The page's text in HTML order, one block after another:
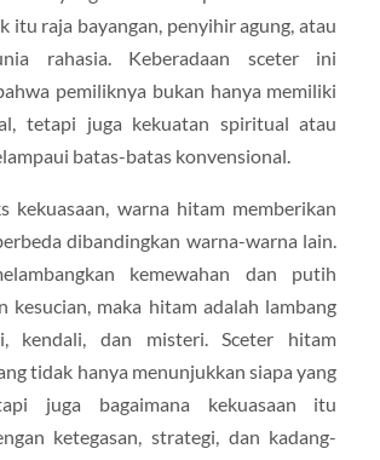
itu raja bayangan, penyihir agung, atau
rahasia. Keberadaan sceter ini
pemiliknya bukan hanya memiliki
tetapi juga kekuatan spiritual atau
batas-batas konvensional.
kekuasaan, warna hitam memberikan
dibandingkan warna-warna lain.
kemewahan dan putih
kesucian, maka hitam adalah lambang
kendali, dan misteri. Sceter hitam
tidak hanya menunjukkan siapa yang
juga bagaimana kekuasaan itu
ketegasan, strategi, dan kadang-